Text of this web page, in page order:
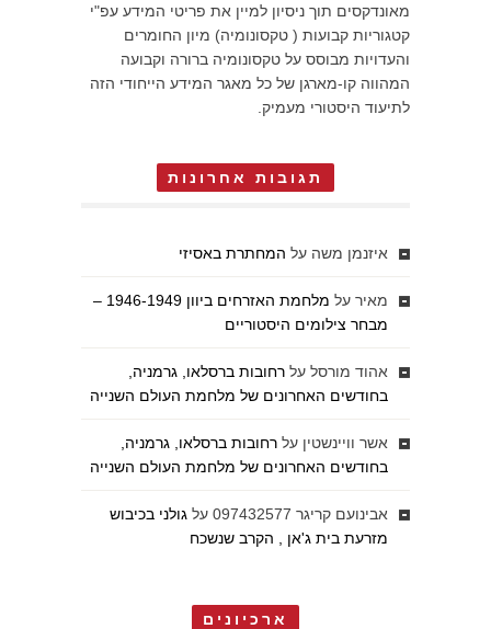
מאונדקסים תוך ניסיון למיין את פריטי המידע עפ"י
קטגוריות קבועות ( טקסונומיה) מיון החומרים
והעדויות מבוסס על טקסונומיה ברורה וקבועה
המהווה קו-מארגן של כל מאגר המידע הייחודי הזה
לתיעוד היסטורי מעמיק.
תגובות אחרונות
איזנמן משה על המחתרת באסיזי
מאיר על
מלחמת האזרחים ביוון 1946-1949 –
מבחר צילומים היסטוריים
אהוד מורסל על רחובות ברסלאו, גרמניה,
בחודשים האחרונים של מלחמת העולם השנייה
אשר וויינשטין על רחובות ברסלאו, גרמניה,
בחודשים האחרונים של מלחמת העולם השנייה
אבינועם קריגר 097432577 על גולני בכיבוש
מזרעת בית ג'אן , הקרב שנשכח
ארכיונים